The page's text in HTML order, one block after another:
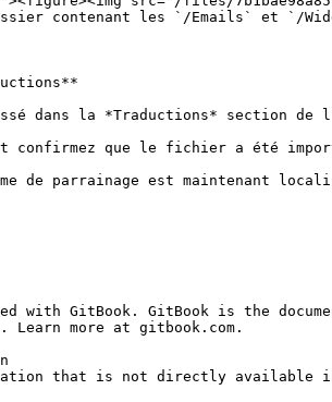
contenant les `/Emails` et `/
dans la *Traductions* section de
confirmez que le fichier a été
de parrainage est maintenant
with GitBook. GitBook is the
more at gitbook.com.
that is not directly available in